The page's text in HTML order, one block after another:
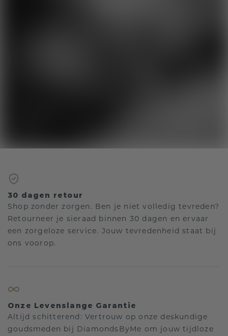
30 dagen retour
Shop zonder zorgen. Ben je niet volledig tevreden?
Retourneer je sieraad binnen 30 dagen en ervaar
een zorgeloze service. Jouw tevredenheid staat bij
ons voorop.
Onze Levenslange Garantie
Altijd schitterend: Vertrouw op onze deskundige
goudsmeden bij DiamondsByMe om jouw tijdloze